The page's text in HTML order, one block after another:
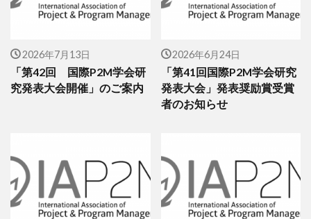
2026年7月13日
「第42回 国際P2M学会研
究発表大会開催」のご案内
2026年6月24日
「第41回国際P2M学会研究
発表大会」発表奨励賞受賞
者のお知らせ